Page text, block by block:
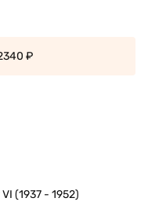
₽
(1937 - 1952)